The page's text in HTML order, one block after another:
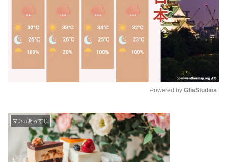
Powered by GliaStudios
マンガあらすじ